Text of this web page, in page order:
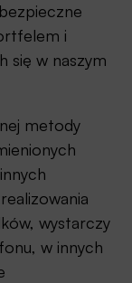
i
się w naszym
metody
wystarczy
w innych